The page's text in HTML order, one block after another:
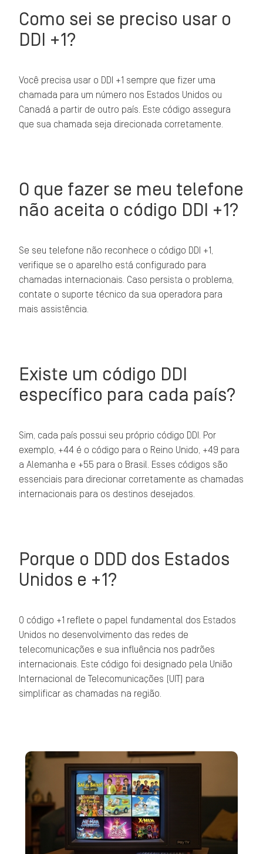
Como sei se preciso usar o
DDI +1?
Você precisa usar o DDI +1 sempre que fizer uma
chamada para um número nos Estados Unidos ou
Canadá a partir de outro país. Este código assegura
que sua chamada seja direcionada corretamente.
O que fazer se meu telefone
não aceita o código DDI +1?
Se seu telefone não reconhece o código DDI +1,
verifique se o aparelho está configurado para
chamadas internacionais. Caso persista o problema,
contate o suporte técnico da sua operadora para
mais assistência.
Existe um código DDI
específico para cada país?
Sim, cada país possui seu próprio código DDI. Por
exemplo, +44 é o código para o Reino Unido, +49 para
a Alemanha e +55 para o Brasil. Esses códigos são
essenciais para direcionar corretamente as chamadas
internacionais para os destinos desejados.
Porque o DDD dos Estados
Unidos e +1?
O código +1 reflete o papel fundamental dos Estados
Unidos no desenvolvimento das redes de
telecomunicações e sua influência nos padrões
internacionais. Este código foi designado pela União
Internacional de Telecomunicações (UIT) para
simplificar as chamadas na região.